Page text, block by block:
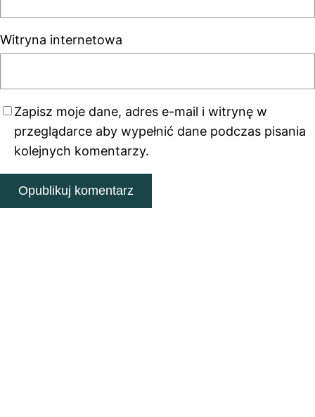
Witryna internetowa
Zapisz moje dane, adres e-mail i witrynę w
przeglądarce aby wypełnić dane podczas pisania
kolejnych komentarzy.